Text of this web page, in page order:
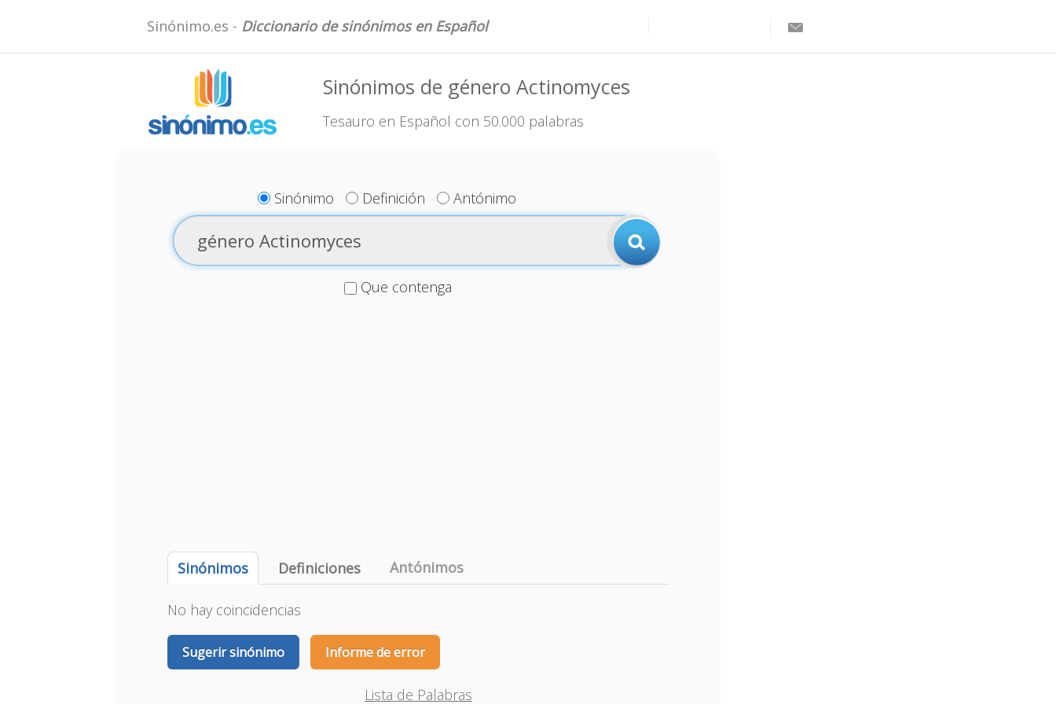
Sinónimo.es - Diccionario de sinónimos en Español
Sinónimos de género Actinomyces
Tesauro en Español con 50.000 palabras
Sinónimo Definición Antónimo
Que contenga
Sinónimos Definiciones Antónimos
No hay coincidencias
Sugerir sinónimo Informe de error
Lista de Palabras